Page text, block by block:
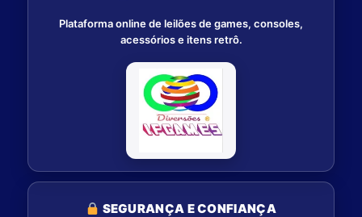
Plataforma online de leilões de games, consoles,
acessórios e itens retrô.
SEGURANÇA E CONFIANÇA